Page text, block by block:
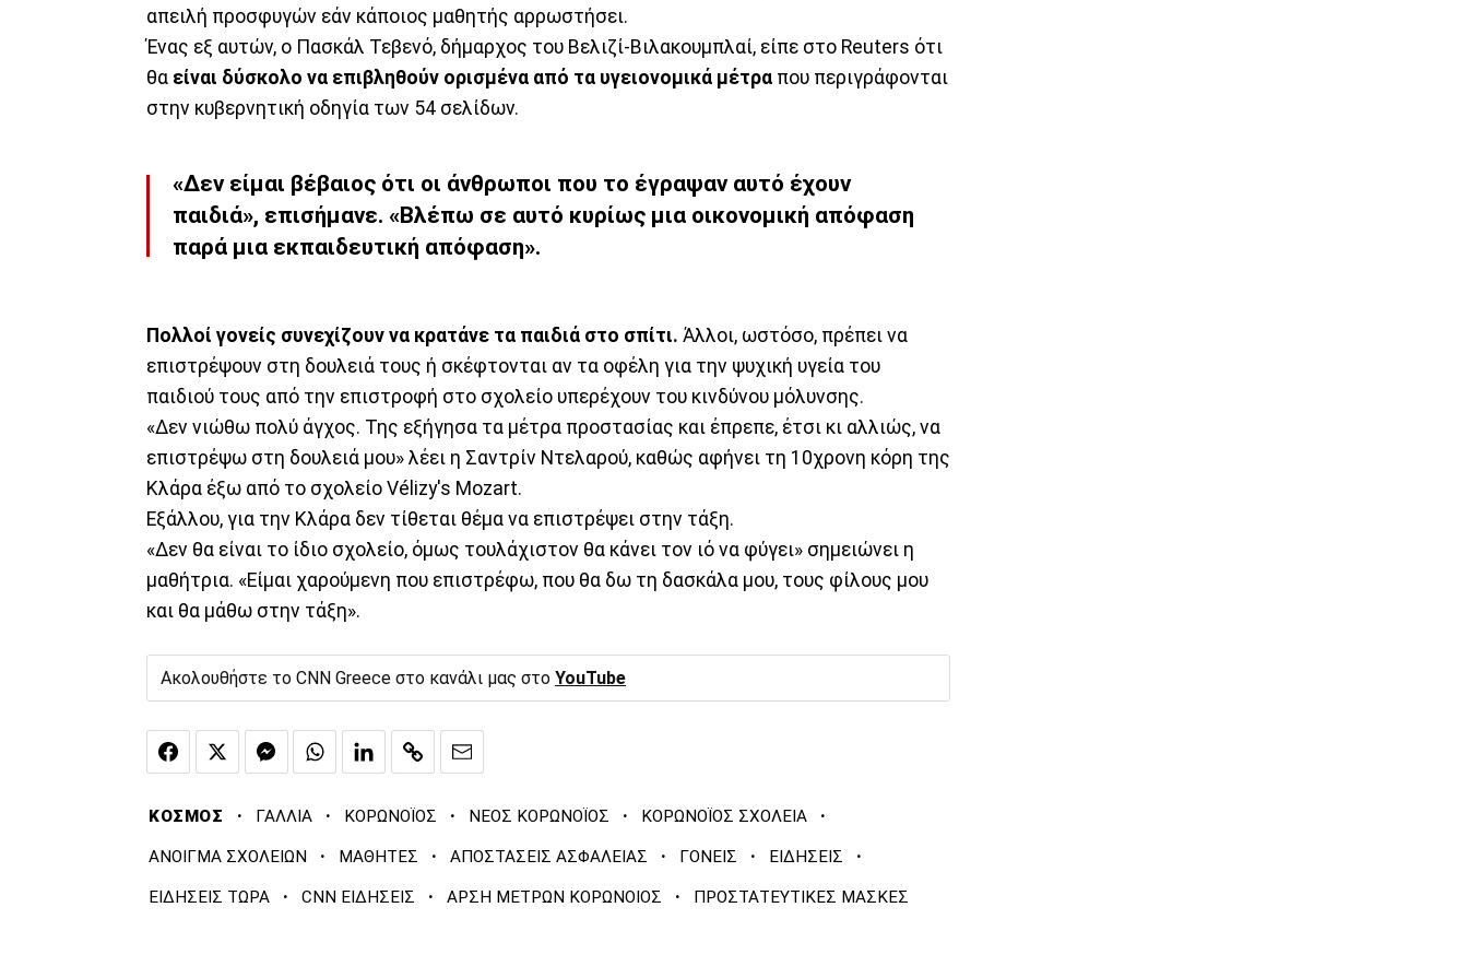
απειλή προσφυγών εάν κάποιος μαθητής αρρωστήσει.
Ένας εξ αυτών, ο Πασκάλ Τεβενό, δήμαρχος του Βελιζί-Βιλακουμπλαί, είπε στο Reuters ότι
θα είναι δύσκολο να επιβληθούν ορισμένα από τα υγειονομικά μέτρα που περιγράφονται
στην κυβερνητική οδηγία των 54 σελίδων.
«Δεν είμαι βέβαιος ότι οι άνθρωποι που το έγραψαν αυτό έχουν
παιδιά», επισήμανε. «Βλέπω σε αυτό κυρίως μια οικονομική απόφαση
παρά μια εκπαιδευτική απόφαση».
Πολλοί γονείς συνεχίζουν να κρατάνε τα παιδιά στο σπίτι. Άλλοι, ωστόσο, πρέπει να
επιστρέψουν στη δουλειά τους ή σκέφτονται αν τα οφέλη για την ψυχική υγεία του
παιδιού τους από την επιστροφή στο σχολείο υπερέχουν του κινδύνου μόλυνσης.
«Δεν νιώθω πολύ άγχος. Της εξήγησα τα μέτρα προστασίας και έπρεπε, έτσι κι αλλιώς, να
επιστρέψω στη δουλειά μου» λέει η Σαντρίν Ντελαρού, καθώς αφήνει τη 10χρονη κόρη της
Κλάρα έξω από το σχολείο Vélizy's Mozart.
Εξάλλου, για την Κλάρα δεν τίθεται θέμα να επιστρέψει στην τάξη.
«Δεν θα είναι το ίδιο σχολείο, όμως τουλάχιστον θα κάνει τον ιό να φύγει» σημειώνει η
μαθήτρια. «Είμαι χαρούμενη που επιστρέφω, που θα δω τη δασκάλα μου, τους φίλους μου
και θα μάθω στην τάξη».
Ακολουθήστε το CNN Greece στο κανάλι μας στο YouTube
ΚΟΣΜΟΣ · ΓΑΛΛΙΑ · ΚΟΡΩΝΟΪΟΣ · ΝΕΟΣ ΚΟΡΩΝΟΪΟΣ · ΚΟΡΩΝΟΪΟΣ ΣΧΟΛΕΙΑ ·
ΑΝΟΙΓΜΑ ΣΧΟΛΕΙΩΝ · ΜΑΘΗΤΕΣ · ΑΠΟΣΤΑΣΕΙΣ ΑΣΦΑΛΕΙΑΣ · ΓΟΝΕΙΣ · ΕΙΔΗΣΕΙΣ ·
ΕΙΔΗΣΕΙΣ ΤΩΡΑ · CNN ΕΙΔΗΣΕΙΣ · ΑΡΣΗ ΜΕΤΡΩΝ ΚΟΡΩΝΟΙΟΣ · ΠΡΟΣΤΑΤΕΥΤΙΚΕΣ ΜΑΣΚΕΣ